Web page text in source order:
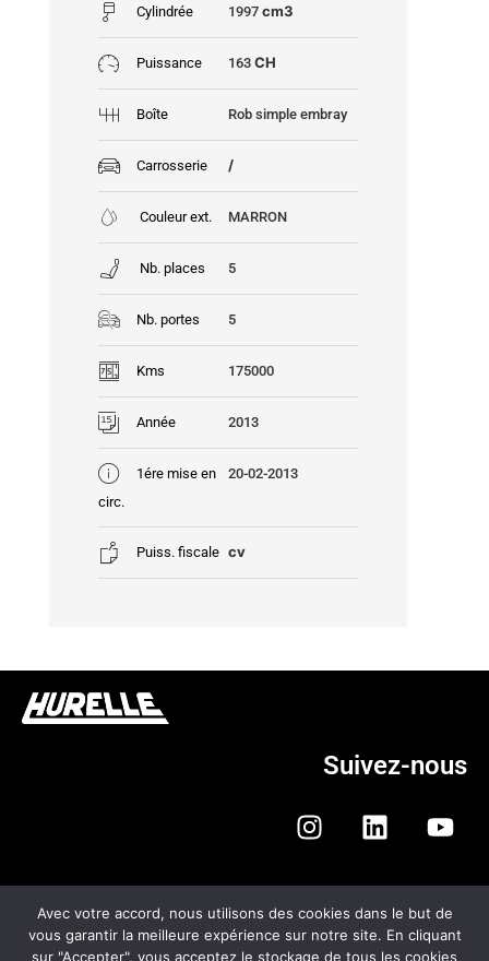
Cylindrée 1997cm3
Puissance 163CH
Boîte Rob simple embray
Carrosserie /
Couleur ext. MARRON
Nb. places 5
Nb. portes 5
Kms 175000
Année 2013
1ére mise en
circ.
20-02-2013
Puiss. fiscale cv
Suivez-nous
Avec votre accord, nous utilisons des cookies dans le but de
vous garantir la meilleure expérience sur notre site. En cliquant
sur "Accepter", vous acceptez le stockage de tous les cookies